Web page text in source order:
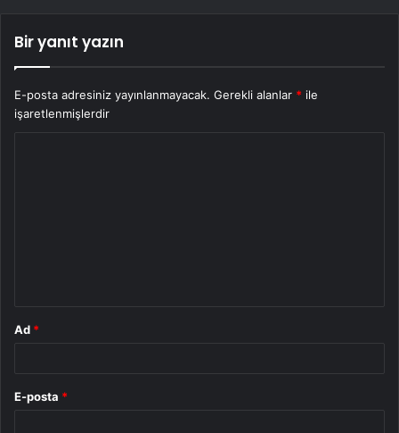
Bir yanıt yazın
E-posta adresiniz yayınlanmayacak. Gerekli alanlar * ile
işaretlenmişlerdir
Ad *
E-posta *